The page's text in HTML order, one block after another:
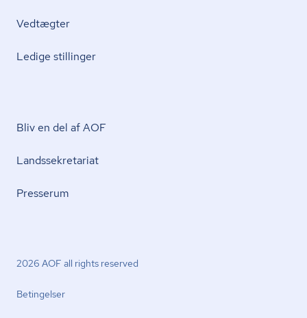
Vedtægter
Ledige stillinger
Bliv en del af AOF
Lands­se­kre­ta­ri­at
Presserum
2026 AOF all rights reserved
Betingelser